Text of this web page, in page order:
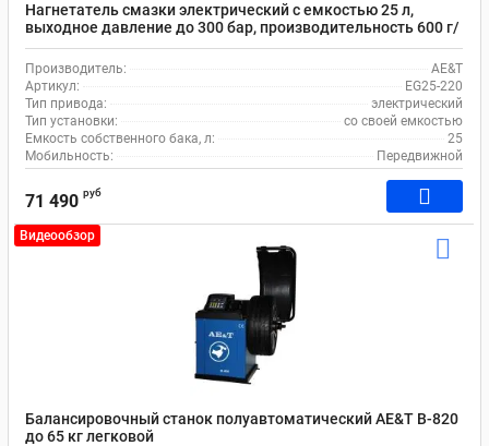
Нагнетатель смазки электрический с емкостью 25 л,
выходное давление до 300 бар, производительность 600 г/
мин, AE&T EG25-220
Производитель:
AE&T
Артикул:
EG25-220
Тип привода:
электрический
Тип установки:
со своей емкостью
Емкость собственного бака, л:
25
Мобильность:
Передвижной
71 490 руб
Видеообзор
Балансировочный станок полуавтоматический AE&T B-820
до 65 кг легковой